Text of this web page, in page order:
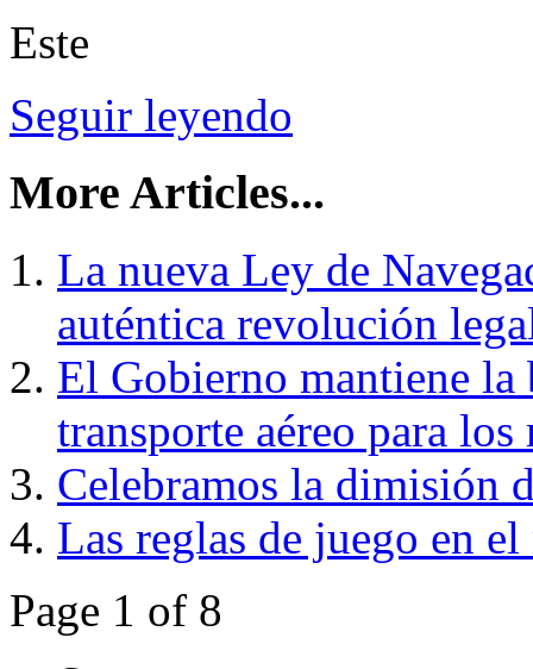
Este
Seguir leyendo
More Articles...
La nueva Ley de
auténtica revolución
El Gobierno mantiene
transporte aéreo para los
Celebramos la dimisión
Las reglas de juego en el
Page 1 of 8